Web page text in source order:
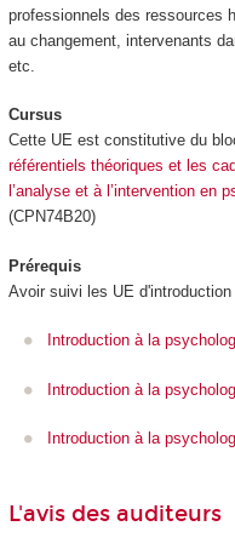
professionnels des ressources
au changement, intervenants
etc.
Cursus
Cette UE est constitutive du
référentiels théoriques et les
l’analyse et à l’intervention en
(CPN74B20)
Prérequis
Avoir suivi les UE
Introduction à la
Introduction à la
Introduction à la
L'avis des auditeurs